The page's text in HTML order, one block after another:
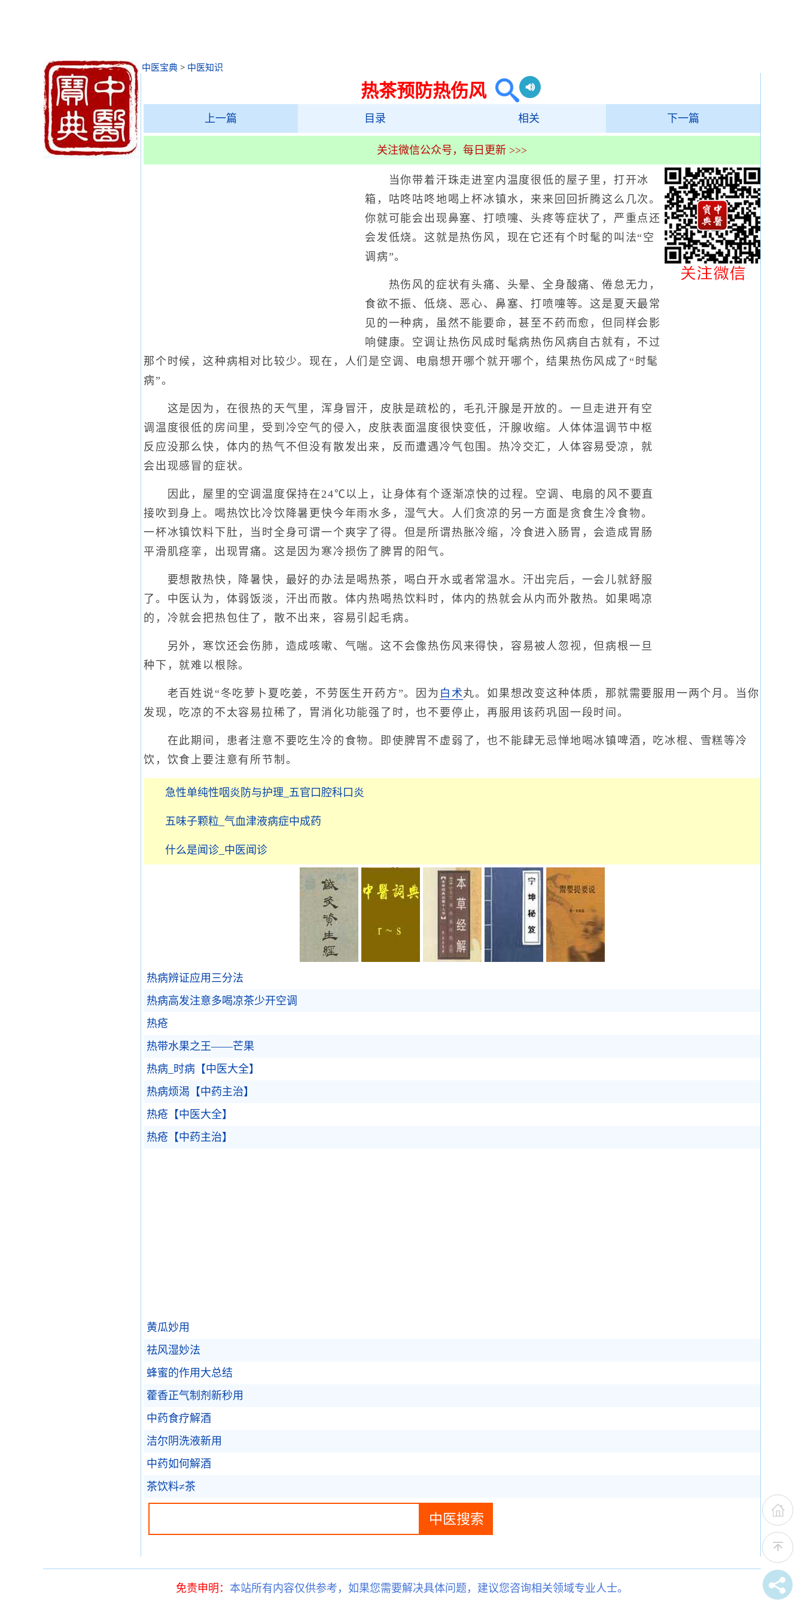
中医宝典 > 中医知识
热茶预防热伤风
上一篇 目录 相关 下一篇
关注微信公众号，每日更新 >>>
当你带着汗珠走进室内温度很低的屋子里，打开冰
箱，咕咚咕咚地喝上杯冰镇水，来来回回折腾这么几次。
你就可能会出现鼻塞、打喷嚏、头疼等症状了，严重点还
会发低烧。这就是热伤风，现在它还有个时髦的叫法“空
调病”。
热伤风的症状有头痛、头晕、全身酸痛、倦怠无力，
食欲不振、低烧、恶心、鼻塞、打喷嚏等。这是夏天最常
见的一种病，虽然不能要命，甚至不药而愈，但同样会影
响健康。空调让热伤风成时髦病热伤风病自古就有，不过
那个时候，这种病相对比较少。现在，人们是空调、电扇想开哪个就开哪个，结果热伤风成了“时髦
病”。
这是因为，在很热的天气里，浑身冒汗，皮肤是疏松的，毛孔汗腺是开放的。一旦走进开有空
调温度很低的房间里，受到冷空气的侵入，皮肤表面温度很快变低，汗腺收缩。人体体温调节中枢
反应没那么快，体内的热气不但没有散发出来，反而遭遇冷气包围。热冷交汇，人体容易受凉，就
会出现感冒的症状。
因此，屋里的空调温度保持在24℃以上，让身体有个逐渐凉快的过程。空调、电扇的风不要直
接吹到身上。喝热饮比冷饮降暑更快今年雨水多，湿气大。人们贪凉的另一方面是贪食生冷食物。
一杯冰镇饮料下肚，当时全身可谓一个爽字了得。但是所谓热胀冷缩，冷食进入肠胃，会造成胃肠
平滑肌痉挛，出现胃痛。这是因为寒冷损伤了脾胃的阳气。
要想散热快，降暑快，最好的办法是喝热茶，喝白开水或者常温水。汗出完后，一会儿就舒服
了。中医认为，体弱饭淡，汗出而散。体内热喝热饮料时，体内的热就会从内而外散热。如果喝凉
的，冷就会把热包住了，散不出来，容易引起毛病。
另外，寒饮还会伤肺，造成咳嗽、气喘。这不会像热伤风来得快，容易被人忽视，但病根一旦
种下，就难以根除。
老百姓说“冬吃萝卜夏吃姜，不劳医生开药方”。因为 白术丸。如果想改变这种体质，那就需要服用一两个月。当你
发现，吃凉的不太容易拉稀了，胃消化功能强了时，也不要停止，再服用该药巩固一段时间。
在此期间，患者注意不要吃生冷的食物。即使脾胃不虚弱了，也不能肆无忌惮地喝冰镇啤酒，吃冰棍、雪糕等冷
饮，饮食上要注意有所节制。
急性单纯性咽炎防与护理_五官口腔科口炎
五味子颗粒_气血津液病症中成药
什么是闻诊_中医闻诊
热病辨证应用三分法
热病高发注意多喝凉茶少开空调
热疮
热带水果之王——芒果
热病_时病【中医大全】
热病烦渴【中药主治】
热疮【中医大全】
热疮【中药主治】
黄瓜妙用
祛风湿妙法
蜂蜜的作用大总结
藿香正气制剂新秒用
中药食疗解酒
洁尔阴洗液新用
中药如何解酒
茶饮料≠茶
免责申明： 本站所有内容仅供参考，如果您需要解决具体问题，建议您咨询相关领域专业人士。